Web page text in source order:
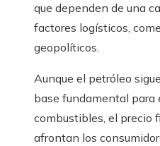
que dependen de una
factores logísticos,
geopolíticos.
Aunque el petróleo
base fundamental para
combustibles, el precio
afrontan los